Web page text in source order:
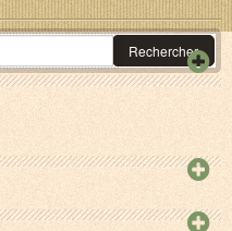
Rechercher